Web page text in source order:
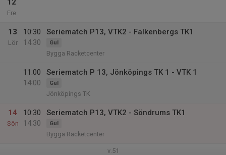
12
Fre
13
Lör
10:30
14:30
Seriematch P13, VTK2 - Falkenbergs TK1
Gul
Bygga Racketcenter
11:00
14:00
Seriematch P 13, Jönköpings TK 1 - VTK 1
Gul
Jönköpings TK
14
Sön
10:30
14:30
Seriematch P13, VTK2 - Söndrums TK1
Gul
Bygga Racketcenter
v.51